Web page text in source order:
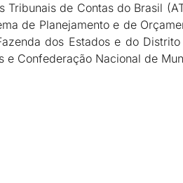
de Contas do Brasil
de Planejamento e de
dos Estados e do Distrito
e Confederação Nacional de